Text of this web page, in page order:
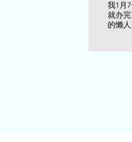
我1月
就办
的懒人